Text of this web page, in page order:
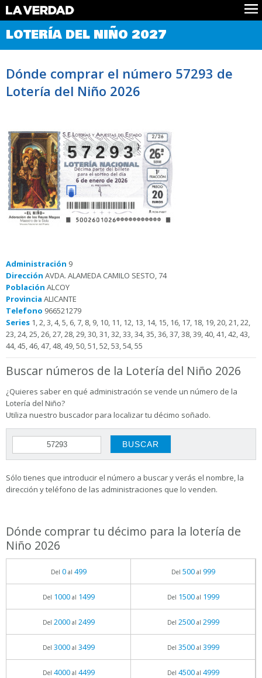
Comprobar Loteria del Niño
Premios
Noticias
Datos
LOTERÍA DEL NIÑO 2027
Dónde comprar el número 57293 de
Lotería del Niño 2026
57293
Administración 9
Dirección AVDA. ALAMEDA CAMILO SESTO, 74
Población ALCOY
Provincia ALICANTE
Telefono 966521279
Series 1, 2, 3, 4, 5, 6, 7, 8, 9, 10, 11, 12, 13, 14, 15, 16, 17, 18, 19, 20, 21, 22,
23, 24, 25, 26, 27, 28, 29, 30, 31, 32, 33, 34, 35, 36, 37, 38, 39, 40, 41, 42, 43,
44, 45, 46, 47, 48, 49, 50, 51, 52, 53, 54, 55
Buscar números de la Lotería del Niño 2026
¿Quieres saber en qué administración se vende un número de la
Lotería del Niño?
Utiliza nuestro buscador para localizar tu décimo soñado.
Sólo tienes que introducir el número a buscar y verás el nombre, la
dirección y teléfono de las administraciones que lo venden.
Dónde comprar tu décimo para la lotería de
Niño 2026
Del 0al 499 Del 500al 999
Del 1000al 1499 Del 1500al 1999
Del 2000al 2499 Del 2500al 2999
Del 3000al 3499 Del 3500al 3999
Del 4000al 4499 Del 4500al 4999